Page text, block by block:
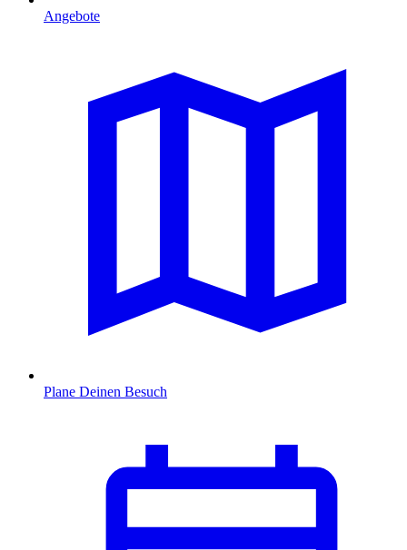
Angebote
Plane Deinen Besuch